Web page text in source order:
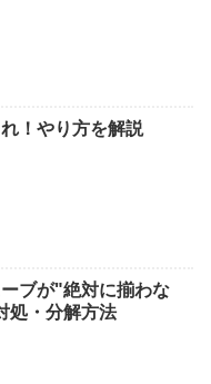
！やり方を解説
ブが"絶対に揃わな
処・分解方法